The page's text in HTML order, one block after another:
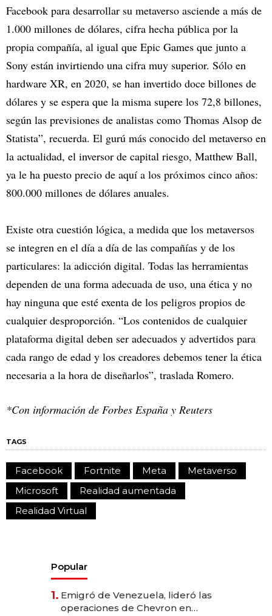
Facebook para desarrollar su metaverso asciende a más de
1.000 millones de dólares, cifra hecha pública por la
propia compañía, al igual que Epic Games que junto a
Sony están invirtiendo una cifra muy superior. Sólo en
hardware XR, en 2020, se han invertido doce billones de
dólares y se espera que la misma supere los 72,8 billones,
según las previsiones de analistas como Thomas Alsop de
Statista”, recuerda. El gurú más conocido del metaverso en
la actualidad, el inversor de capital riesgo, Matthew Ball,
ya le ha puesto precio de aquí a los próximos cinco años:
800.000 millones de dólares anuales.
Existe otra cuestión lógica, a medida que los metaversos
se integren en el día a día de las compañías y de los
particulares: la adicción digital. Todas las herramientas
dependen de una forma adecuada de uso, una ética y no
hay ninguna que esté exenta de los peligros propios de
cualquier desproporción. “Los contenidos de cualquier
plataforma digital deben ser adecuados y advertidos para
cada rango de edad y los creadores debemos tener la ética
necesaria a la hora de diseñarlos”, traslada Romero.
*Con información de Forbes España y Reuters
TAGS
Facebook Fortnite Meta
Metaverso
Microsoft
Realidad aumentada
Realidad Virtual
Popular
1. Emigró de Venezuela, lideró las
operaciones de Chevron en